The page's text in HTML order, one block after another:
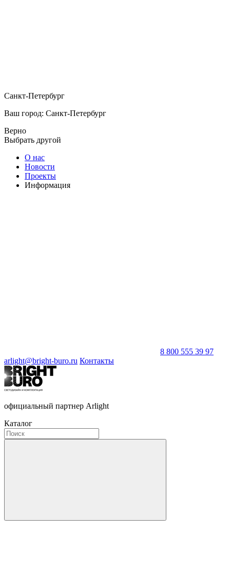
Санкт-Петербург
Ваш город: Санкт-Петербург
Верно
Выбрать другой
О нас
Новости
Проекты
Информация
8 800 555 39 97
arlight@bright-buro.ru Контакты
официальный партнер Arlight
Каталог